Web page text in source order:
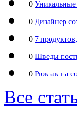
0 Уникальные
0 Дизайнер
0 7
0 Шведы
0 Рюкзак на
Все